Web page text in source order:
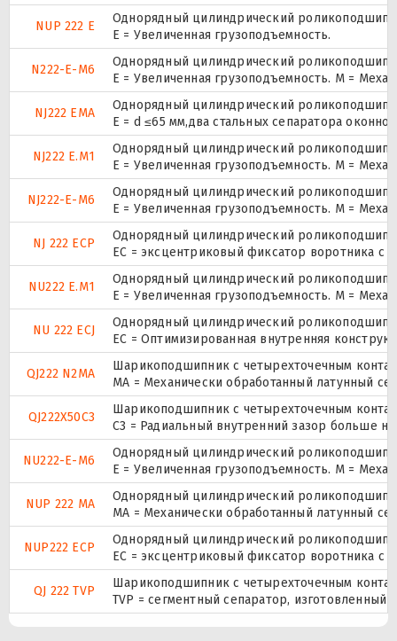
NUP 222 E
Однорядный цилиндрический
Е = Увеличенная грузоподъемность.
N222-E-M6
Однорядный цилиндрический
E = Увеличенная грузоподъемность. М =
NJ222 EMA
Однорядный цилиндрический
E = d ≤65 мм,два стальных сепаратора
NJ222 E.M1
Однорядный цилиндрический
E = Увеличенная грузоподъемность. М =
NJ222-E-M6
Однорядный цилиндрический
E = Увеличенная грузоподъемность. М =
NJ 222 ECP
Однорядный цилиндрический
ЕС = эксцентриковый фиксатор воротника с
NU222 E.M1
Однорядный цилиндрический
E = Увеличенная грузоподъемность. М =
NU 222 ECJ
Однорядный цилиндрический
EC = Оптимизированная внутренняя
QJ222 N2MA
Шарикоподшипник с четырехточечным
MA = Механически обработанный латунный
QJ222X50C3
Шарикоподшипник с четырехточечным
C3 = Радиальный внутренний зазор больше
NU222-E-M6
Однорядный цилиндрический
E = Увеличенная грузоподъемность. М =
NUP 222 MA
Однорядный цилиндрический
MA = Механически обработанный латунный
NUP222 ECP
Однорядный цилиндрический
ЕС = эксцентриковый фиксатор воротника с
QJ 222 TVP
Шарикоподшипник с четырехточечным
TVP = сегментный сепаратор,